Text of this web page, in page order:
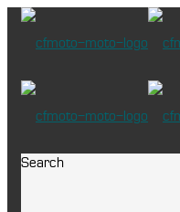
Search